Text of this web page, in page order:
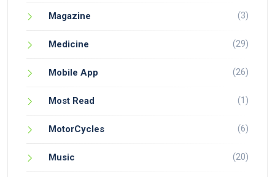
Magazine (3)
Medicine (29)
Mobile App (26)
Most Read (1)
MotorCycles (6)
Music (20)